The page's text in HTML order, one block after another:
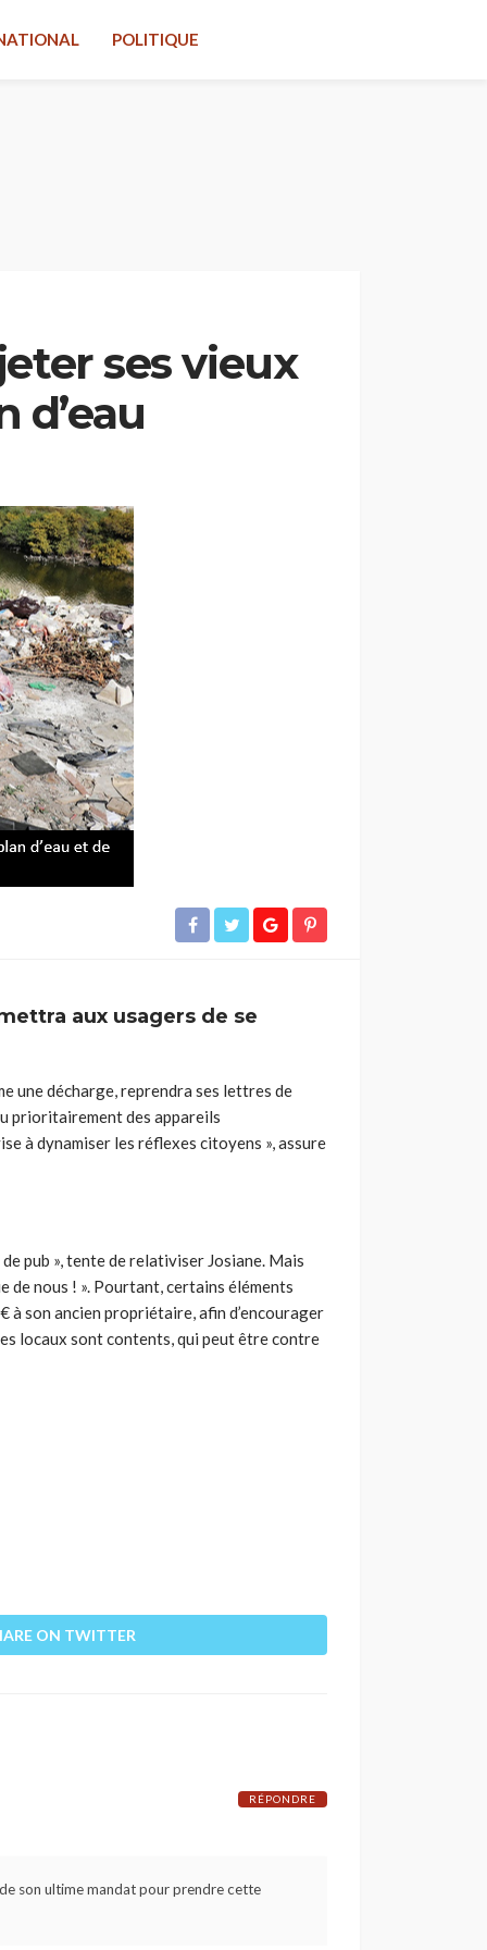
POLITIQUE
ses vieux
d’eau
aux usagers de se
une décharge, reprendra ses lettres de
prioritairement des appareils
à dynamiser les réflexes citoyens », assure
de pub », tente de relativiser Josiane. Mais
de nous ! ». Pourtant, certains éléments
son ancien propriétaire, afin d’encourager
locaux sont contents, qui peut être contre
ON TWITTER
son ultime mandat pour prendre cette
RÉPONDRE